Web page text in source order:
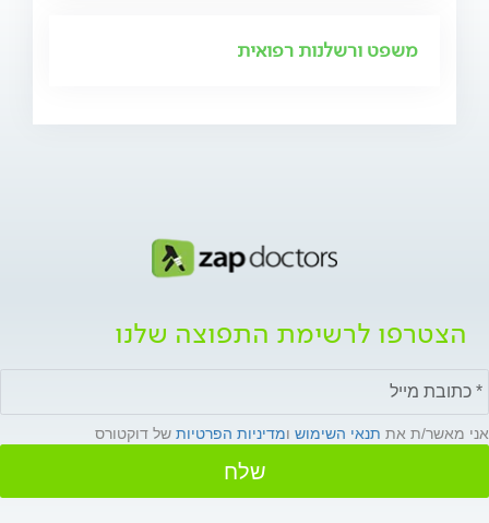
משפט ורשלנות רפואית
הצטרפו לרשימת התפוצה שלנו
אני מאשר/ת את תנאי השימוש ומדיניות הפרטיות של דוקטורס
שלח